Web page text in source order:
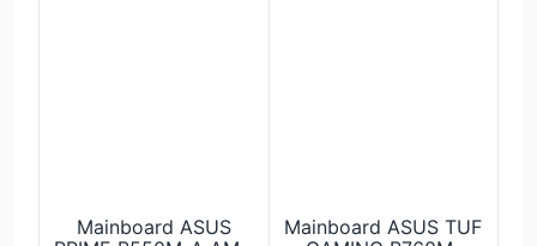
Mainboard ASUS
Mainboard ASUS TUF